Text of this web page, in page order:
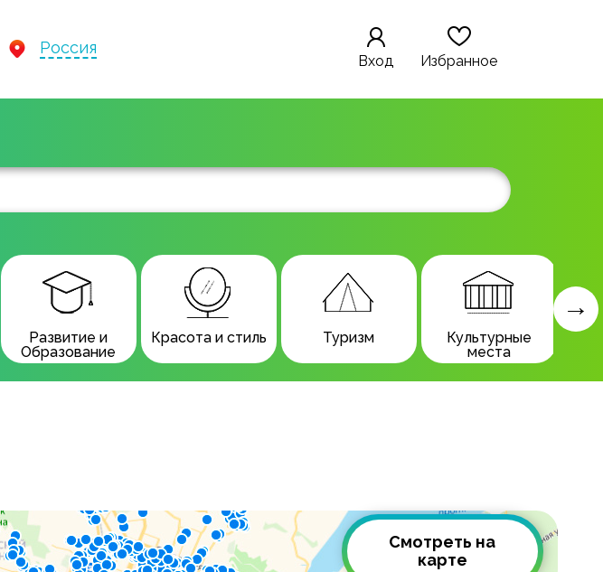
Россия
Вход Избранное
Развитие и
Образование
Красота и стиль Туризм
Культурные
места
Смотреть на
карте